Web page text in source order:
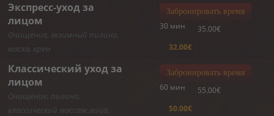
Экспресс-уход за
лицом
Очищение, экзимный пилинг,
маска, крем
Забронировать время
30 мин
35.00€
32.00€
Классический уход за
лицом
Очищение, пилинг,
классический массаж лица,
Забронировать время
60 мин
55.00€
50.00€